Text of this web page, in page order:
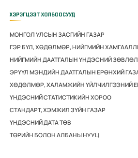
ХЭРЭГЦЭЭТ ХОЛБООСУУД
МОНГОЛ УЛСЫН ЗАСГИЙН ГАЗАР
ГЭР БҮЛ, ХӨДӨЛМӨР, НИЙГМИЙН
НИЙГМИЙН ДААТГАЛЫН ҮНДЭСНИЙ ЗӨВЛӨЛ
ЭРҮҮЛ МЭНДИЙН ДААТГАЛЫН ЕРӨНХИЙ
ХӨДӨЛМӨР, ХАЛАМЖИЙН ҮЙЛЧИЛГЭЭНИЙ
ҮНДЭСНИЙ СТАТИСТИКИЙН ХОРОО
СТАНДАРТ, ХЭМЖИЛ ЗҮЙН ГАЗАР
ҮНДЭСНИЙ ДАТА ТӨВ
ТӨРИЙН БОЛОН АЛБАНЫ НУУЦ